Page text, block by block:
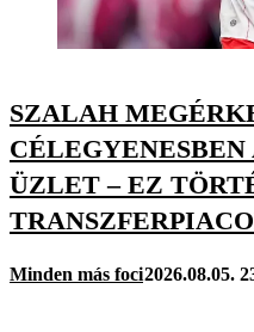
SZALAH
ÜZLET – EZ
Minden más foci2026.08.05.